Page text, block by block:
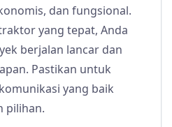
dan fungsional.
yang tepat, Anda
berjalan lancar dan
Pastikan untuk
yang baik
pilihan.